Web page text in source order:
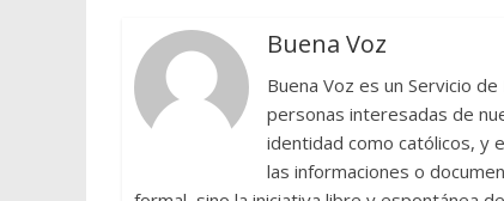
Buena Voz
Buena Voz es un Servicio
personas interesadas de
identidad como católicos, y
las informaciones o